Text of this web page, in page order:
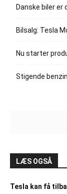
Danske biler
Bilsalg: Tesla
Nu starter
Stigende
LÆS OGSÅ
Tesla kan få